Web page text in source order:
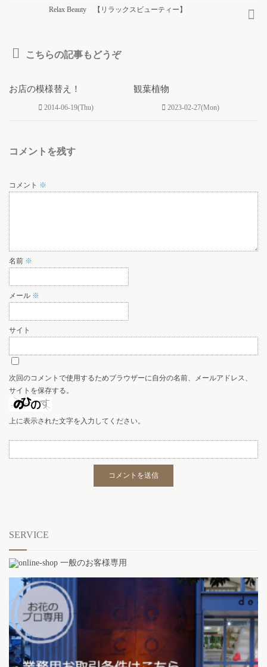
Relax Beauty 【リラックスビューティー】
こちらの記事もどうぞ
お店の模様替え！
2014-06-19(Thu)
観葉植物
2023-02-27(Mon)
コメントを残す
コメント ※
名前 ※
メール ※
サイト
次回のコメントで使用するためブラウザーに自分の名前、メールアドレス、
サイトを保存する。
上に表示された文字を入力してください。
SERVICE